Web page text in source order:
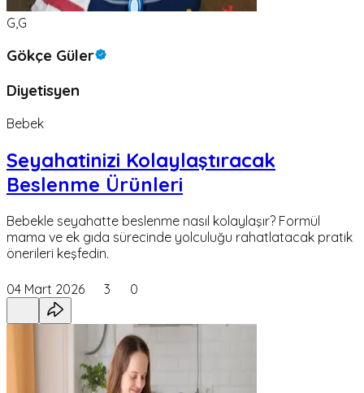
G,G
Gökçe Güler
Diyetisyen
Bebek
Seyahatinizi Kolaylaştıracak
Beslenme Ürünleri
Bebekle seyahatte beslenme nasıl kolaylaşır? Formül
mama ve ek gıda sürecinde yolculuğu rahatlatacak pratik
önerileri keşfedin.
04 Mart 2026 3 0